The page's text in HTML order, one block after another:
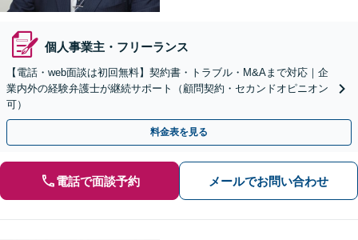
個人事業主・フリーランス
【電話・web面談は初回無料】契約書・トラブル・M&Aまで対応｜企
業内外の経験弁護士が継続サポート（顧問契約・セカンドオピニオン
可）
料金表を見る
電話で面談予約 メールでお問い合わせ